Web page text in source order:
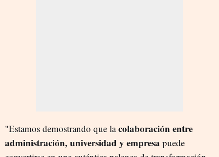
"Estamos demostrando que lacolaboración entre
administración, universidad y empresa puede